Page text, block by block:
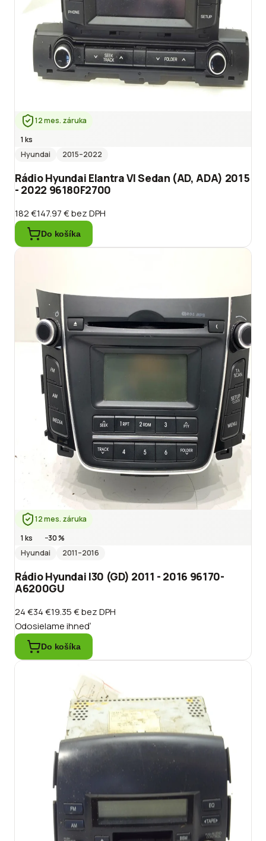
12 mes. záruka
1 ks
Hyundai
2015–2022
Rádio Hyundai Elantra VI Sedan (AD, ADA) 2015
- 2022 96180F2700
182 €147.97 €bez DPH
Do košíka
12 mes. záruka
1 ks
−30%
Hyundai
2011–2016
Rádio Hyundai I30 (GD) 2011 - 2016 96170-
A6200GU
24 €34 €19.35 €bez DPH
Odosielame ihneď
Do košíka